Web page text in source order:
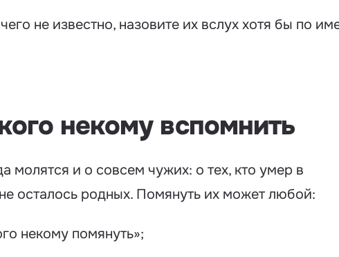
не известно, назовите их вслух хотя бы по
некому вспомнить
молятся и о совсем чужих: о тех, кто умер в
осталось родных. Помянуть их может любой:
некому помянуть»;